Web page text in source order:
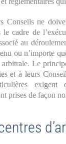
Conseils ne
le cadre de
au
ou n’importe
Le
et à leurs
exigent
prises de façon